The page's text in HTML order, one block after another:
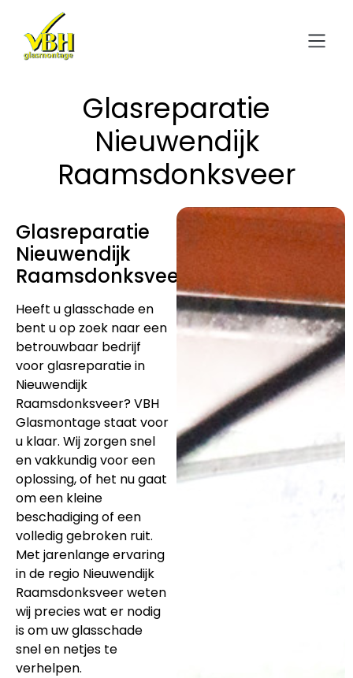
Glasreparatie
Nieuwendijk
Raamsdonksveer
Glasreparatie
Nieuwendijk
Raamsdonksveer
Heeft u glasschade en
bent u op zoek naar een
betrouwbaar bedrijf
voor glasreparatie in
Nieuwendijk
Raamsdonksveer? VBH
Glasmontage staat voor
u klaar. Wij zorgen snel
en vakkundig voor een
oplossing, of het nu gaat
om een kleine
beschadiging of een
volledig gebroken ruit.
Met jarenlange ervaring
in de regio Nieuwendijk
Raamsdonksveer weten
wij precies wat er nodig
is om uw glasschade
snel en netjes te
verhelpen.